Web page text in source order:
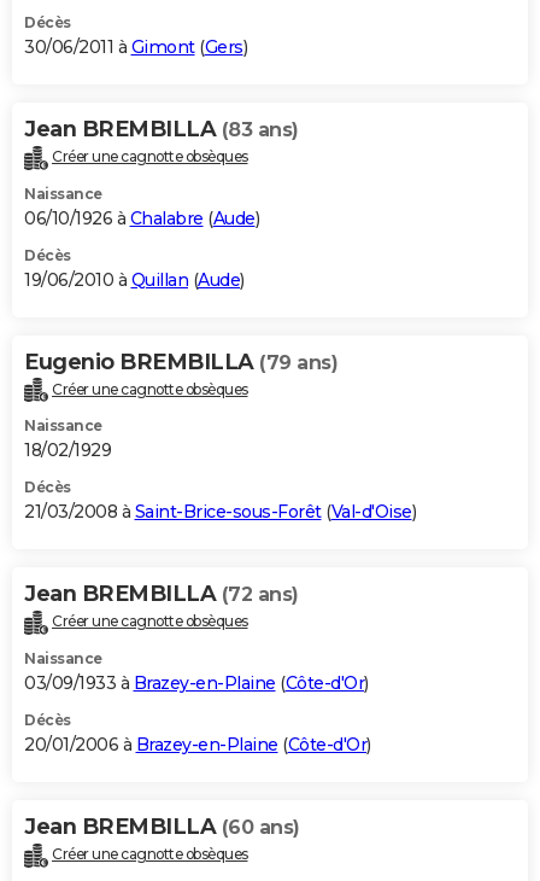
Décès
30/06/2011 à Gimont(Gers)
Jean BREMBILLA (83 ans)
Créer une cagnotte obsèques
Naissance
06/10/1926 à Chalabre (Aude)
Décès
19/06/2010 à Quillan (Aude)
Eugenio BREMBILLA (79 ans)
Créer une cagnotte obsèques
Naissance
18/02/1929
Décès
21/03/2008 à Saint-Brice-sous-Forêt(Val-d'Oise)
Jean BREMBILLA (72 ans)
Créer une cagnotte obsèques
Naissance
03/09/1933 à Brazey-en-Plaine (Côte-d'Or)
Décès
20/01/2006 à Brazey-en-Plaine (Côte-d'Or)
Jean BREMBILLA (60 ans)
Créer une cagnotte obsèques